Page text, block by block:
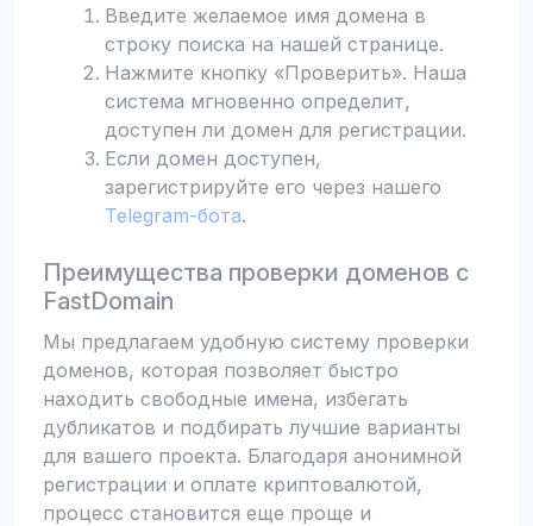
Введите желаемое имя домена в
строку поиска на нашей странице.
Нажмите кнопку «Проверить». Наша
система мгновенно определит,
доступен ли домен для регистрации.
Если домен доступен,
зарегистрируйте его через нашего
Telegram-бота.
Преимущества проверки доменов с
FastDomain
Мы предлагаем удобную систему проверки
доменов, которая позволяет быстро
находить свободные имена, избегать
дубликатов и подбирать лучшие варианты
для вашего проекта. Благодаря анонимной
регистрации и оплате криптовалютой,
процесс становится еще проще и